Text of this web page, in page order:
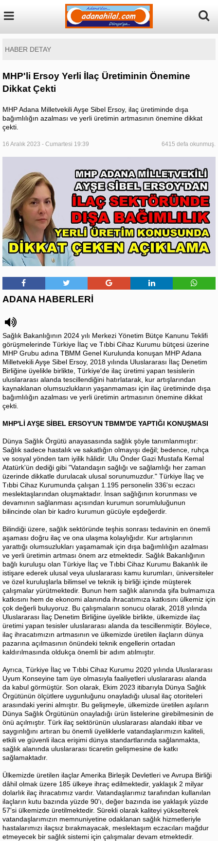
HABER DETAY
MHP'li Ersoy Yerli İlaç Üretiminin Önemine
Dikkat Çekti
MHP Adana Milletvekili Ayşe Sibel Ersoy, ilaç üretiminde dışa
bağımlılığın azalması ve yerli üretimin artmasının önemine dikkat
çekti.
16 Aralık 2023 - Cumartesi 19:39 6415 defa okunmuş.
ADANA HABERLERİ
Sağlık Bakanlığının 2024 yılı Merkezi Yönetim Bütçe Kanunu Teklifi
görüşmelerinde Türkiye İlaç ve Tıbbi Cihaz Kurumu bütçesi üzerine
MHP Grubu adına TBMM Genel Kurulunda konuşan MHP Adana
Milletvekili Ayşe Sibel Ersoy, 2018 yılında Uluslararası İlaç Denetim
Birliğine üyelikle birlikte, Türkiye'de ilaç üretimi yapan tesislerin
uluslararası alanda tescillendiğini hatırlatarak, kur artışlarından
kaynaklanan olumsuzlukların yaşanmaması için ilaç üretiminde dışa
bağımlılığın azalması ve yerli üretimin artmasının önemine dikkat
çekti.
MHP'Lİ AYŞE SİBEL ERSOY'UN TBMM'DE YAPTIĞI KONUŞMASI
Dünya Sağlık Örgütü anayasasında sağlık şöyle tanımlanmıştır:
Sağlık sadece hastalık ve sakatlığın olmayışı değil; bedence, ruhça
ve sosyal yönden tam iyilik hâlidir. Ulu Önder Gazi Mustafa Kemal
Atatürk'ün dediği gibi "Vatandaşın sağlığı ve sağlamlığı her zaman
üzerinde dikkatle durulacak ulusal sorunumuzdur." Türkiye İlaç ve
Tıbbi Cihaz Kurumunda çalışan 1.195 personelin 336'sı eczacı
meslektaşlarından oluşmaktadır. İnsan sağlığının korunması ve
devamının sağlanması açısından kurumun sorumluluğunun
bilincinde olan bir kadro kurumun gücüyle eşdeğerdir.
Bilindiği üzere, sağlık sektöründe teşhis sonrası tedavinin en önemli
aşaması doğru ilaç ve ona ulaşma kolaylığıdır. Kur artışlarının
yarattığı olumsuzlukları yaşamamak için dışa bağımlılığın azalması
ve yerli üretimin artması önem arz etmektedir. Sağlık Bakanlığının
bağlı kuruluşu olan Türkiye İlaç ve Tıbbi Cihaz Kurumu Bakanlık ile
istişare ederek ulusal veya uluslararası kamu kurumları, üniversiteler
ve özel kuruluşlarla bilimsel ve teknik iş birliği içinde müşterek
çalışmalar yürütmektedir. Bunun hem sağlık alanında şifa bulmamıza
katkısını hem de ekonomi alanında ihracatımıza katkısını ülkemiz için
çok değerli buluyoruz. Bu çalışmaların sonucu olarak, 2018 yılında
Uluslararası İlaç Denetim Birliğine üyelikle birlikte, ülkemizde ilaç
üretimi yapan tesisler uluslararası alanda da tescillenmiştir. Böylece,
ilaç ihracatımızın artmasının ve ülkemizde üretilen ilaçların dünya
pazarına açılmasının önündeki teknik engellerin ortadan
kaldırılmasında oldukça önemli bir adım atılmıştır.
Ayrıca, Türkiye İlaç ve Tıbbi Cihaz Kurumu 2020 yılında Uluslararası
Uyum Konseyine tam üye olmasıyla faaliyetleri uluslararası alanda
da kabul görmüştür. Son olarak, Ekim 2023 itibarıyla Dünya Sağlık
Örgütünün ölçütlere uygunluğunu onayladığı ulusal ilaç otoriteleri
arasındaki yerini almıştır. Bu gelişmeyle, ülkemizde üretilen aşıların
Dünya Sağlık Örgütünün onayladığı ürün listelerine girebilmesinin de
önü açılmıştır. Türk ilaç sektörünün uluslararası alandaki itibar ve
saygınlığını artıran bu önemli üyeliklerle vatandaşlarımızın kaliteli,
etkili ve güvenli ilaca erişimi dünya standartlarında sağlanmakta,
sağlık alanında uluslararası ticaretin gelişmesine de katkı
sağlamaktadır.
Ülkemizde üretilen ilaçlar Amerika Birleşik Devletleri ve Avrupa Birliği
dâhil olmak üzere 185 ülkeye ihraç edilmektedir, yaklaşık 2 milyar
dolarlık ilaç ihracatımız vardır. Vatandaşlarımız tarafından kullanılan
ilaçların kutu bazında yüzde 90'ı, değer bazında ise yaklaşık yüzde
57'si ülkemizde üretilmektedir. Sürekli olarak kaliteyi yükselterek
vatandaşlarımızın memnuniyetine odaklanan sağlık hizmetleriyle
hastalarımızı ilaçsız bırakmayacak, meslektaşım eczacıları mağdur
etmeyecek bir sağlık sistemi için çalışmalar devam etmektedir.